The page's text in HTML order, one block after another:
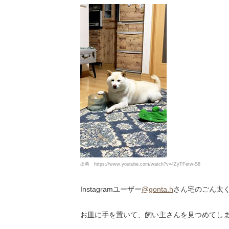
出典 https://www.youtube.com/watch?v=4ZyTFetw-S8
Instagramユーザー@gonta.hさん宅のごん太く
お皿に手を置いて、飼い主さんを見つめてしま